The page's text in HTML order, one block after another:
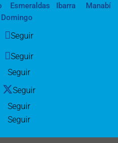
Esmeraldas Ibarra
Manabí
Domingo
Seguir
Seguir
Seguir
Seguir
Seguir
Seguir